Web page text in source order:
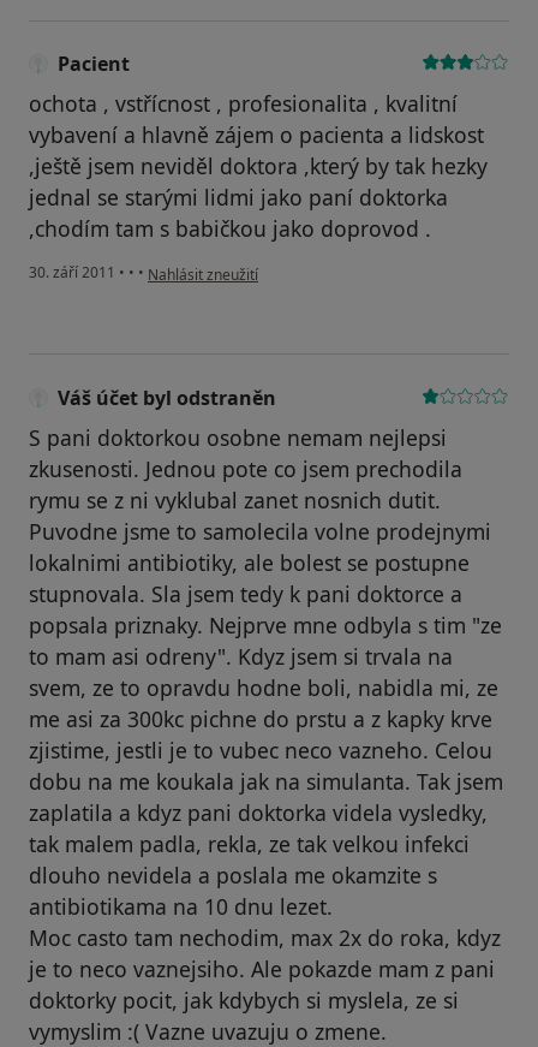
Pacient
ochota , vstřícnost , profesionalita , kvalitní
vybavení a hlavně zájem o pacienta a lidskost
,ještě jsem neviděl doktora ,který by tak hezky
jednal se starými lidmi jako paní doktorka
,chodím tam s babičkou jako doprovod .
30. září 2011 • • • podle názoru uživatele Pacient
Nahlásit zneužití
Váš účet byl odstraněn
S pani doktorkou osobne nemam nejlepsi
zkusenosti. Jednou pote co jsem prechodila
rymu se z ni vyklubal zanet nosnich dutit.
Puvodne jsme to samolecila volne prodejnymi
lokalnimi antibiotiky, ale bolest se postupne
stupnovala. Sla jsem tedy k pani doktorce a
popsala priznaky. Nejprve mne odbyla s tim "ze
to mam asi odreny". Kdyz jsem si trvala na
svem, ze to opravdu hodne boli, nabidla mi, ze
me asi za 300kc pichne do prstu a z kapky krve
zjistime, jestli je to vubec neco vazneho. Celou
dobu na me koukala jak na simulanta. Tak jsem
zaplatila a kdyz pani doktorka videla vysledky,
tak malem padla, rekla, ze tak velkou infekci
dlouho nevidela a poslala me okamzite s
antibiotikama na 10 dnu lezet.
Moc casto tam nechodim, max 2x do roka, kdyz
je to neco vaznejsiho. Ale pokazde mam z pani
doktorky pocit, jak kdybych si myslela, ze si
vymyslim :( Vazne uvazuju o zmene.